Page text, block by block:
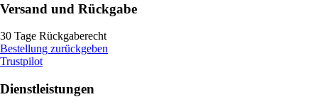
Versand und Rückgabe
30 Tage Rückgaberecht
Bestellung zurückgeben
Trustpilot
Dienstleistungen